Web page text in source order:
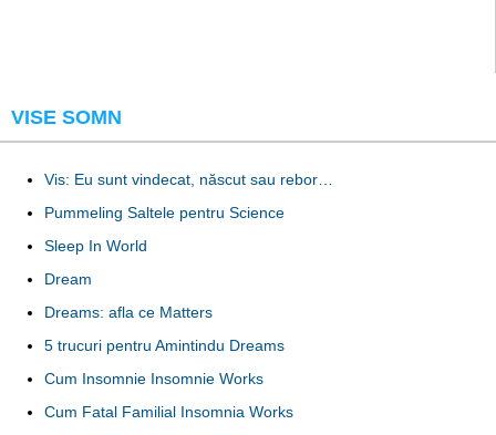
VISE SOMN
Vis: Eu sunt vindecat, născut sau rebor…
Pummeling Saltele pentru Science
Sleep In World
Dream
Dreams: afla ce Matters
5 trucuri pentru Amintindu Dreams
Cum Insomnie Insomnie Works
Cum Fatal Familial Insomnia Works